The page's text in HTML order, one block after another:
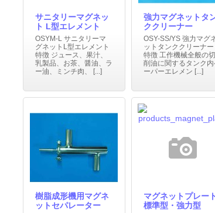
サニタリーマグネッ
ト L型エレメント
OSYM-L サニタリーマ
グネットL型エレメント
特徴 ジュース、果汁、
乳製品、お茶、醤油、ラ
ー油、ミンチ肉、 [...]
強力マグネットタ
ククリーナー
OSY-SS/YS 強力マグ
ットタンククリーナー
特徴 工作機械全般の切
削油に関するタンク内
ーパーエレメン [...]
樹脂成形機用マグネ
ットセパレーター
マグネットプレート
標準型・強力型